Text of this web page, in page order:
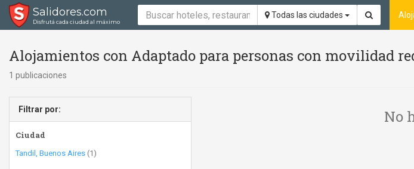
Salidores.com
Disfrutá cada ciudad al máximo
Todas las ciudades
Alojamientos con Adaptado para personas con movilidad
1 publicaciones
Filtrar por:
Ciudad
Tandil, Buenos Aires (1)
No